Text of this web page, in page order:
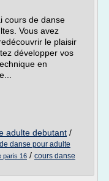
cours de danse
Vous avez
le plaisir
développer vos
en
adulte debutant /
danse pour adulte
paris 16 / cours danse